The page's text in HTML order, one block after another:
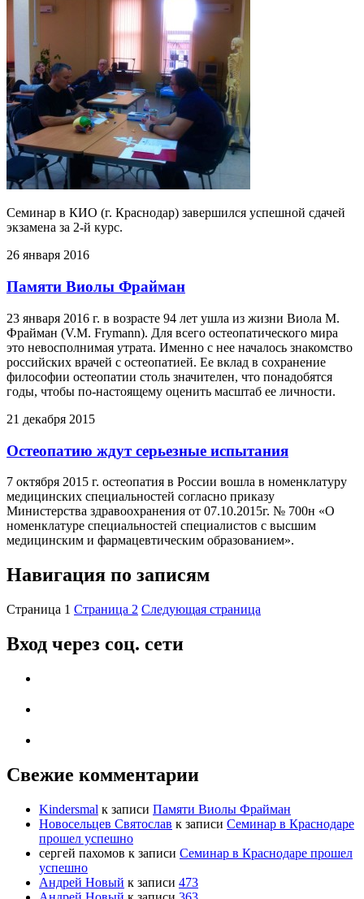
Семинар в КИО (г. Краснодар) завершился успешной сдачей
экзамена за 2-й курс.
26 января 2016
Памяти Виолы Фрайман
23 января 2016 г. в возрасте 94 лет ушла из жизни Виола М.
Фрайман (V.M. Frymann). Для всего остеопатического мира
это невосполнимая утрата. Именно с нее началось знакомство
российских врачей с остеопатией. Ее вклад в сохранение
философии остеопатии столь значителен, что понадобятся
годы, чтобы по-настоящему оценить масштаб ее личности.
21 декабря 2015
Остеопатию ждут серьезные испытания
7 октября 2015 г. остеопатия в России вошла в номенклатуру
медицинских специальностей согласно приказу
Министерства здравоохранения от 07.10.2015г. № 700н «О
номенклатуре специальностей специалистов с высшим
медицинским и фармацевтическим образованием».
Навигация по записям
Страница 1 Страница 2 Следующая страница
Вход через соц. сети
Свежие комментарии
Kindersmal к записи Памяти Виолы Фрайман
Новосельцев Святослав к записи Семинар в Краснодаре
прошел успешно
сергей пахомов к записи Семинар в Краснодаре прошел
успешно
Андрей Новый к записи 473